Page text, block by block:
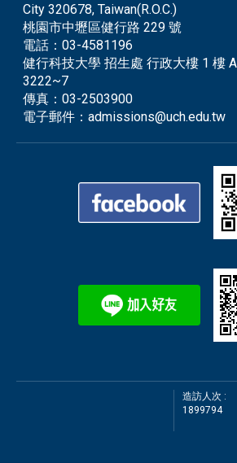
City 320678, Taiwan(R.O.C.)
桃園市中壢區健行路 229 號
電話：03-4581196
健行科技大學 招生處 行政大樓 1 樓
3222~7
傳真：03-2503900
電子郵件：admissions@uch.edu.tw
造訪人次 :
1899794